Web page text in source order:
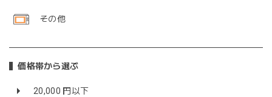
その他
価格帯から選ぶ
20,000 円以下